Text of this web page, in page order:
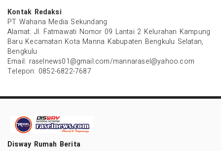
Kontak Redaksi
PT Wahana Media Sekundang
Alamat: Jl. Fatmawati Nomor 09 Lantai 2 Kelurahan Kampung
Baru Kecamatan Kota Manna Kabupaten Bengkulu Selatan,
Bengkulu
Email: raselnews01@gmail.com/mannarasel@yahoo.com
Telepon: 0852-6822-7687
Disway Rumah Berita